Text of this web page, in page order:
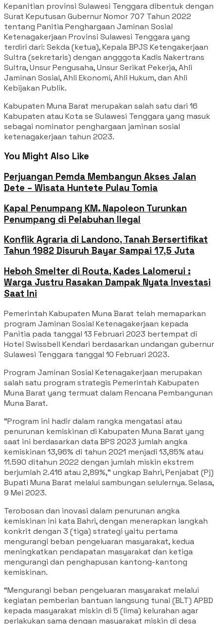
Kepanitian provinsi Sulawesi Tenggara dibentuk dengan
Surat Keputusan Gubernur Nomor 707 Tahun 2022
tentang Panitia Penghargaan Jaminan Sosial
Ketenagakerjaan Provinsi Sulawesi Tenggara yang
terdiri dari: Sekda (ketua), Kepala BPJS Ketengakerjaan
Sultra (sekretaris) dengan angggota Kadis Nakertrans
Sultra, Unsur Pengusaha, Unsur Serikat Pekerja, Ahli
Jaminan Sosial, Ahli Ekonomi, Ahli Hukum, dan Ahli
Kebijakan Publik.
Kabupaten Muna Barat merupakan salah satu dari 16
Kabupaten atau Kota se Sulawesi Tenggara yang masuk
sebagai nominator penghargaan jaminan sosial
ketenagakerjaan tahun 2023.
You Might Also Like
Perjuangan Pemda Membangun Akses Jalan
Dete – Wisata Huntete Pulau Tomia
Kapal Penumpang KM. Napoleon Turunkan
Penumpang di Pelabuhan Ilegal
Konflik Agraria di Landono, Tanah Bersertifikat
Tahun 1982 Disuruh Bayar Sampai 17,5 Juta
Heboh Smelter di Routa, Kades Lalomerui :
Warga Justru Rasakan Dampak Nyata Investasi
Saat Ini
Pemerintah Kabupaten Muna Barat telah memaparkan
program Jaminan Sosial Ketenagakerjaan kepada
Panitia pada tanggal 13 Februari 2023 bertempat di
Hotel Swissbell Kendari berdasarkan undangan gubernur
Sulawesi Tenggara tanggal 10 Februari 2023.
Program Jaminan Sosial Ketenagakerjaan merupakan
salah satu program strategis Pemerintah Kabupaten
Muna Barat yang termuat dalam Rencana Pembangunan
Muna Barat.
“Program ini hadir dalam rangka mengatasi atau
penurunan kemiskinan di Kabupaten Muna Barat yang
saat ini berdasarkan data BPS 2023 jumlah angka
kemiskinan 13,96% di tahun 2021 menjadi 13,85% atau
11.590 ditahun 2022 dengan jumlah miskin ekstrem
berjumlah 2.416 atau 2,89%,” ungkap Bahri, Penjabat (Pj)
Bupati Muna Barat melalui sambungan selulernya. Selasa,
9 Mei 2023.
Terobosan dan inovasi dalam penurunan angka
kemiskinan ini kata Bahri, dengan menerapkan langkah
konkrit dengan 3 (tiga) strategi yaitu pertama
mengurangi beban pengeluaran masyarakat, kedua
meningkatkan pendapatan masyarakat dan ketiga
mengurangi dan penghapusan kantong-kantong
kemiskinan.
“Mengurangi beban pengeluaran masyarakat melalui
kegiatan pemberian bantuan langsung tunai (BLT) APBD
kepada masyarakat miskin di 5 (lima) kelurahan agar
perlakukan sama dengan masyarakat miskin di desa